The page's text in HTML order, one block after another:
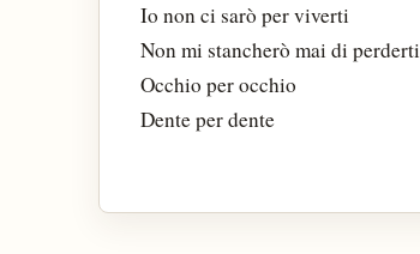
Io non ci sarò per viverti
Non mi stancherò mai di perderti
Occhio per occhio
Dente per dente